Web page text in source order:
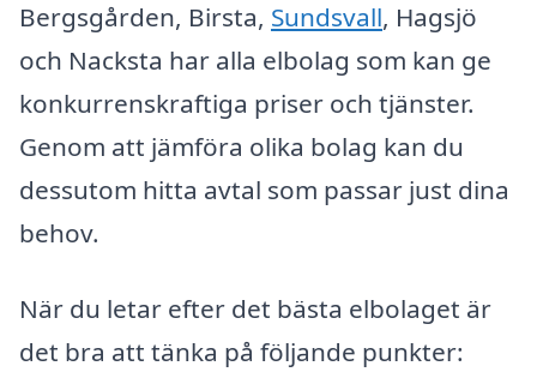
Bergsgården, Birsta, Sundsvall, Hagsjö
och Nacksta har alla elbolag som kan ge
konkurrenskraftiga priser och tjänster.
Genom att jämföra olika bolag kan du
dessutom hitta avtal som passar just dina
behov.
När du letar efter det bästa elbolaget är
det bra att tänka på följande punkter: